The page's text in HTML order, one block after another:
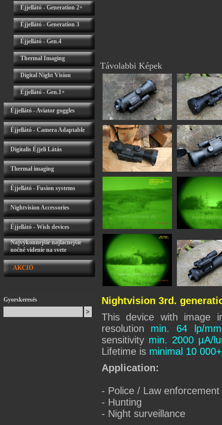
Éjjellátó - Generation 2+
Éjjellátó - Generation 3
Éjjellátó - Gen.4
Thermal Imaging
Digital Night Vision
Éjjellátó - Gen.1+
Éjjellátó - Aviator goggles
Éjjellátó - Camera Adaptable
Digitalis Éjjeli Látás
Thermal imaging
Éjjellátó - Fusion systems
Nightvision Accessories
Éjjellátó - Wish devices
Najvýkonnejšie najlacnejšie
nočné videnie na svete
AKCIÓ
Gyorskeresés
Távolabbi Képek
Nightvision 3rd.
This device with image
resolution min. 64 lp/mm
sensitivity min. 2000 µA/
Lifetime is minimal 10
Application:
- Police / Law enforcement
- Hunting
- Night surveillance